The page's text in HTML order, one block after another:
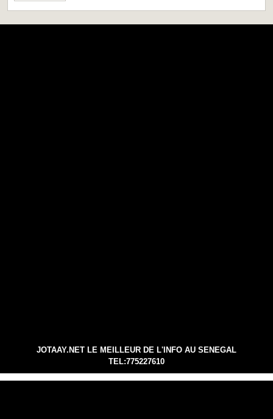
JOTAAY.NET LE MEILLEUR DE L'INFO AU SENEGAL
TEL:775227610